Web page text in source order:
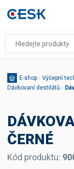
E-shop › Výčepní
Dávkovaní destilátů ›
ČERNÉ
Kód produktu: